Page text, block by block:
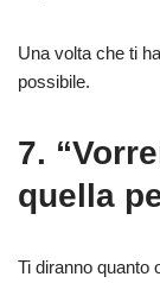
Una volta che ti
possibile.
7.
quella
Ti diranno quanto